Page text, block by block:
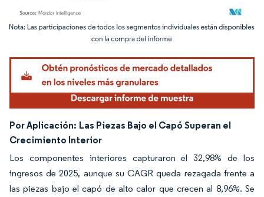
Imagen © Mordor Intelligence. El uso requiere atribución según CC BY 4.0.
Por Aplicación: Las Piezas Bajo el Capó Superan el
Crecimiento Interior
Los componentes interiores capturaron el 32,98% de los
ingresos de 2025, aunque su CAGR queda rezagada frente a
las piezas bajo el capó de alto calor que crecen al 8,96%. Se